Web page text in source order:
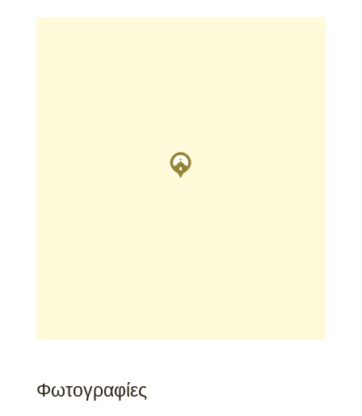
Φωτογραφίες